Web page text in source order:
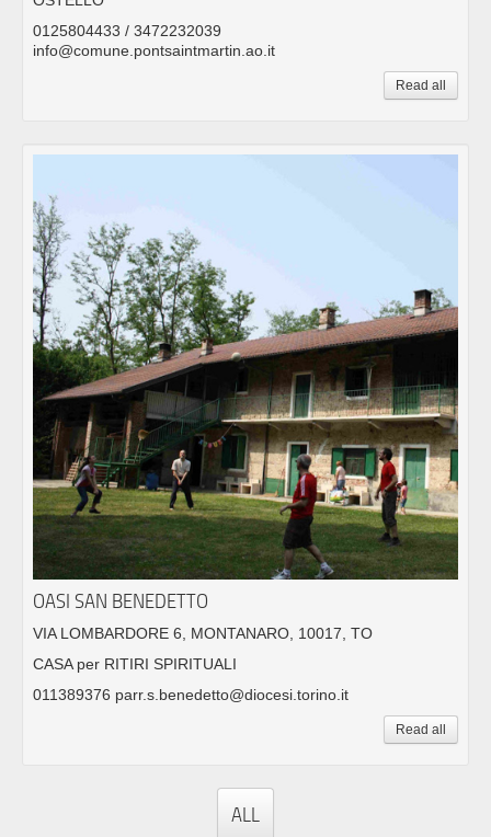
0125804433 / 3472232039
info@comune.pontsaintmartin.ao.it
Read all
OASI SAN BENEDETTO
VIA LOMBARDORE 6, MONTANARO, 10017, TO
CASA per RITIRI SPIRITUALI
011389376 parr.s.benedetto@diocesi.torino.it
Read all
ALL